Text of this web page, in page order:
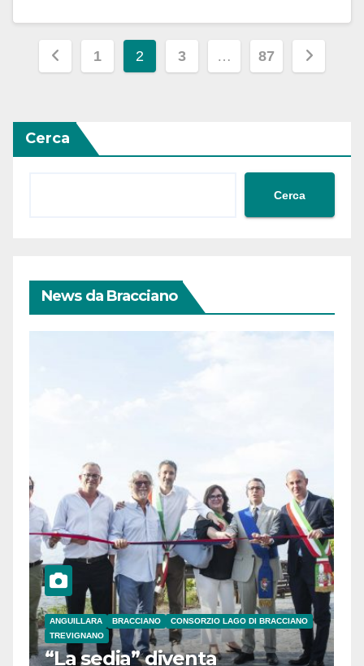
Paginazione
articoli
1 2 3 … 87
Cerca
Cerca
News da Bracciano
ANGUILLARA BRACCIANO
CONSORZIO LAGO DI BRACCIANO
TREVIGNANO
“La sedia” diventa